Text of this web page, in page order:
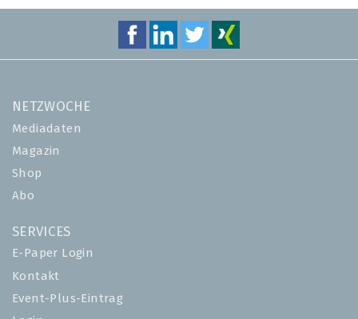
NETZWOCHE
Mediadaten
Magazin
Shop
Abo
SERVICES
E-Paper Login
Kontakt
Event-Plus-Eintrag